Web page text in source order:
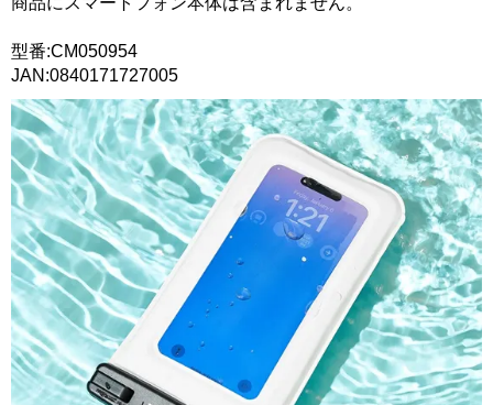
型番:CM050954
JAN:0840171727005